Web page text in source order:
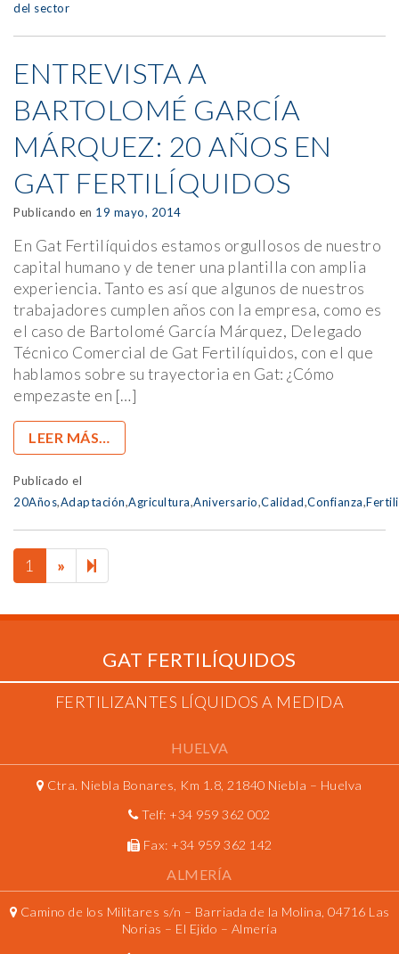
del sector
ENTREVISTA A
BARTOLOMÉ GARCÍA
MÁRQUEZ: 20 AÑOS EN
GAT FERTILÍQUIDOS
Publicando en 19 mayo, 2014
En Gat Fertilíquidos estamos orgullosos de nuestro
capital humano y de tener una plantilla con amplia
experiencia. Tanto es así que algunos de nuestros
trabajadores cumplen años con la empresa, como es
el caso de Bartolomé García Márquez, Delegado
Técnico Comercial de Gat Fertilíquidos, con el que
hablamos sobre su trayectoria en Gat: ¿Cómo
empezaste en […]
LEER MÁS…
Publicado el
20Años,Adaptación,Agricultura,Aniversario,Calidad,Confianza,
1 » NEXT
PAGE
2
GAT FERTILÍQUIDOS
FERTILIZANTES LÍQUIDOS A MEDIDA
HUELVA
Ctra. Niebla Bonares, Km 1.8, 21840 Niebla – Huelva
Telf: +34 959 362 002
Fax: +34 959 362 142
ALMERÍA
Camino de los Militares s/n – Barriada de la Molina, 04716 Las
Norias – El Ejido – Almería